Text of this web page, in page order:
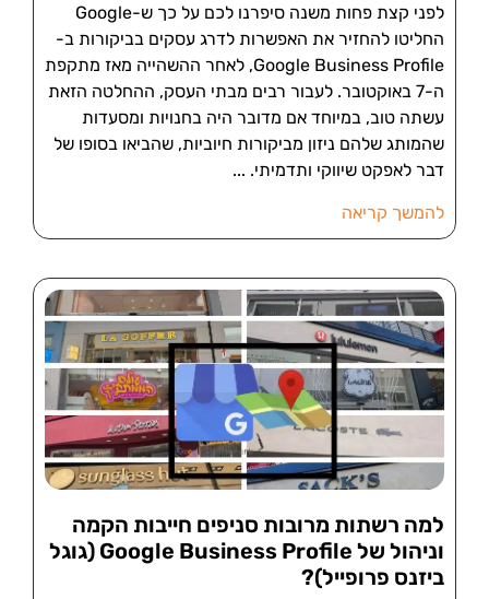
לפני קצת פחות משנה סיפרנו לכם על כך ש-Google
החליטו להחזיר את האפשרות לדרג עסקים בביקורות ב-
Google Business Profile, לאחר ההשהייה מאז מתקפת
ה-7 באוקטובר. לעבור רבים מבתי העסק, ההחלטה הזאת
עשתה טוב, במיוחד אם מדובר היה בחנויות ומסעדות
שהמותג שלהם ניזון מביקורות חיוביות, שהביאו בסופו של
דבר לאפקט שיווקי ותדמיתי.
להמשך קריאה
למה רשתות מרובות סניפים חייבות הקמה
וניהול של Google Business Profile (גוגל
ביזנס פרופייל)?